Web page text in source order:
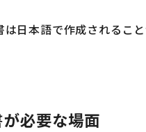
は日本語で作成されるこ
必要な場面